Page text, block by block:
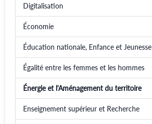
Digitalisation
Économie
Éducation nationale, Enfance et Jeunesse
Égalité entre les femmes et les hommes
Énergie et l'Aménagement du territoire
Enseignement supérieur et Recherche